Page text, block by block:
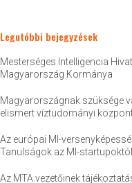
Legutóbbi bejegyzések
Mesterséges Intelligencia
Magyarország Kormánya
Magyarországnak szüksége
elismert víztudományi
Az európai MI-
Tanulságok az MI-
Az MTA vezetőinek